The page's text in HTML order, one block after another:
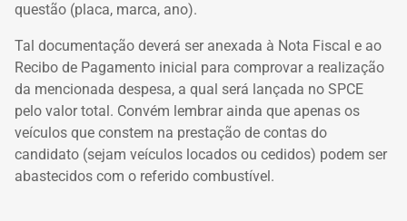
questão (placa, marca, ano).
Tal documentação deverá ser anexada à Nota Fiscal e ao
Recibo de Pagamento inicial para comprovar a realização
da mencionada despesa, a qual será lançada no SPCE
pelo valor total. Convém lembrar ainda que apenas os
veículos que constem na prestação de contas do
candidato (sejam veículos locados ou cedidos) podem ser
abastecidos com o referido combustível.